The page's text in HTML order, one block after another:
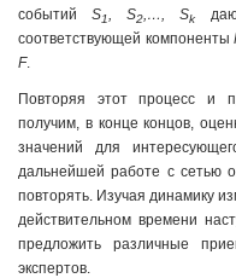
событийS1, S2,…, Sk
соответствующей компоненты
F.
Повторяя этот процесс и
получим, в конце концов,
значений для
дальнейшей работе с сетью
повторять. Изучая динамику
действительном времени
предложить различные
экспертов.